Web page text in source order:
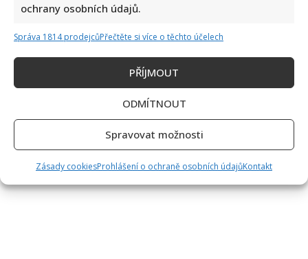
ochrany osobních údajů.
Správa 1814 prodejcůPřečtěte si více o těchto účelech
PŘÍJMOUT
ODMÍTNOUT
Spravovat možnosti
Zásady cookiesProhlášení o ochraně osobních údajůKontakt